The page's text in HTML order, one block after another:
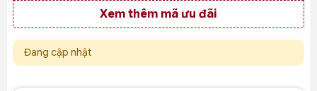
Xem thêm mã ưu đãi
Đang cập nhật